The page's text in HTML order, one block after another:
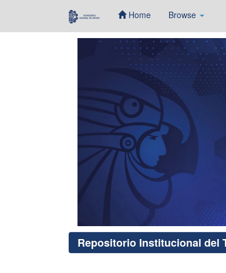
Home Browse
Repositorio Institucional del